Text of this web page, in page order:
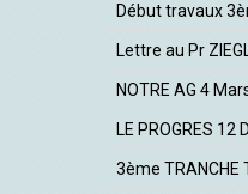
Début travaux
Lettre au Pr
NOTRE AG 4
LE PROGRES 12
3ème TRANCHE